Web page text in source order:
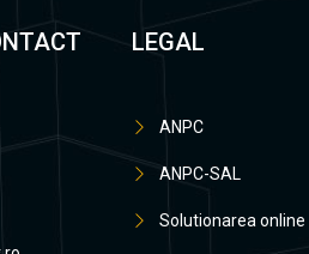
LEGAL
ANPC
ANPC-SAL
Solutionarea online